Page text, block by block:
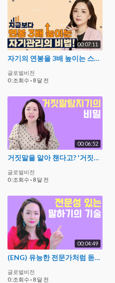
00:07:11
자기의 연봉을 3배 높이는 스스로 목표 설정하는 방법
글로벌비전
0 :조회수 · 8 달 전
00:06:52
거짓말을 알아 챈다고? '거짓말 탐지기'로 알아보는 거짓말의 비밀!
글로벌비전
0 :조회수 · 8 달 전
00:04:49
(ENG) 유능한 전문가처럼 돋보이게 말하는 법 How to talk like a true expert
글로벌비전
0 :조회수 · 8 달 전